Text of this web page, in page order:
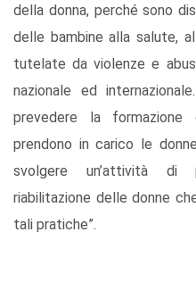
della donna, perché sono
delle bambine alla salute,
tutelate da violenze e
nazionale ed
prevedere la
prendono in carico le
svolgere un’attività di
riabilitazione delle donne
tali pratiche”.